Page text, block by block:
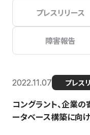
プレスリリース
障害報告
2022.11.07 プレス
コングラント、企業
ータベース構築に向